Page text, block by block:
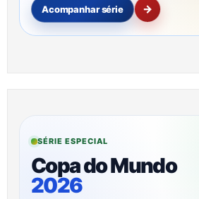
Acompanhar série →
SÉRIE ESPECIAL
Copa do Mundo
2026